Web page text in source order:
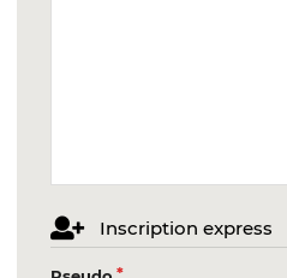
Inscription express